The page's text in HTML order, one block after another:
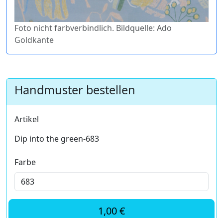
Foto nicht farbverbindlich. Bildquelle: Ado
Goldkante
Handmuster bestellen
Artikel
Dip into the green-683
Farbe
1,00 €